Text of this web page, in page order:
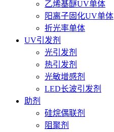
乙烯基醚UV单体
阳离子固化UV单体
折光率单体
UV引发剂
光引发剂
热引发剂
光敏增感剂
LED长波引发剂
助剂
硅烷偶联剂
阻聚剂